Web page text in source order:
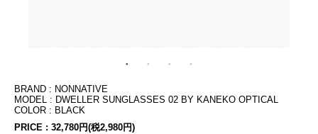
BRAND : NONNATIVE
MODEL : DWELLER SUNGLASSES 02 BY KANEKO OPTICAL
COLOR : BLACK
PRICE : 32,780円(税2,980円)